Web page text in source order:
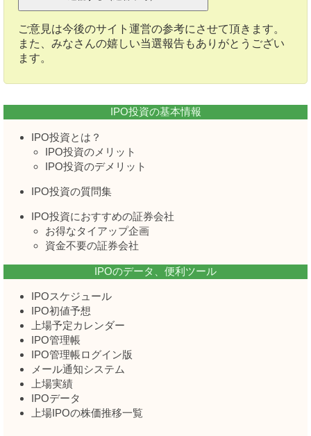
ご意見は今後のサイト運営の参考にさせて頂きます。
また、みなさんの嬉しい当選報告もありがとうござい
ます。
IPO投資の基本情報
IPO投資とは？
IPO投資のメリット
IPO投資のデメリット
IPO投資の質問集
IPO投資におすすめの証券会社
お得なタイアップ企画
資金不要の証券会社
IPOのデータ、便利ツール
IPOスケジュール
IPO初値予想
上場予定カレンダー
IPO管理帳
IPO管理帳ログイン版
メール通知システム
上場実績
IPOデータ
上場IPOの株価推移一覧